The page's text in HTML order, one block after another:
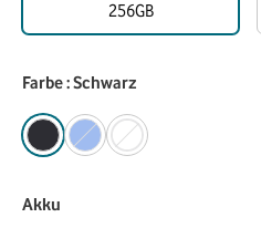
256GB
Farbe : Schwarz
Akku